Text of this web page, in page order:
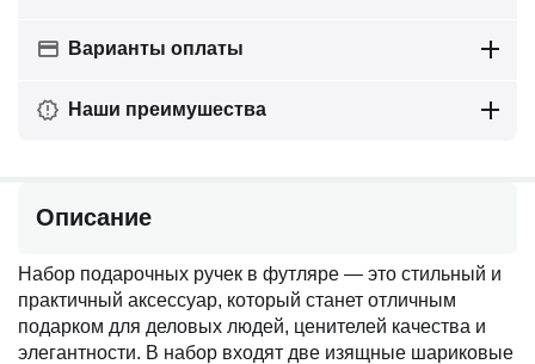
Варианты оплаты
Наши преимушества
Описание
Набор подарочных ручек в футляре — это стильный и
практичный аксессуар, который станет отличным
подарком для деловых людей, ценителей качества и
элегантности. В набор входят две изящные шариковые